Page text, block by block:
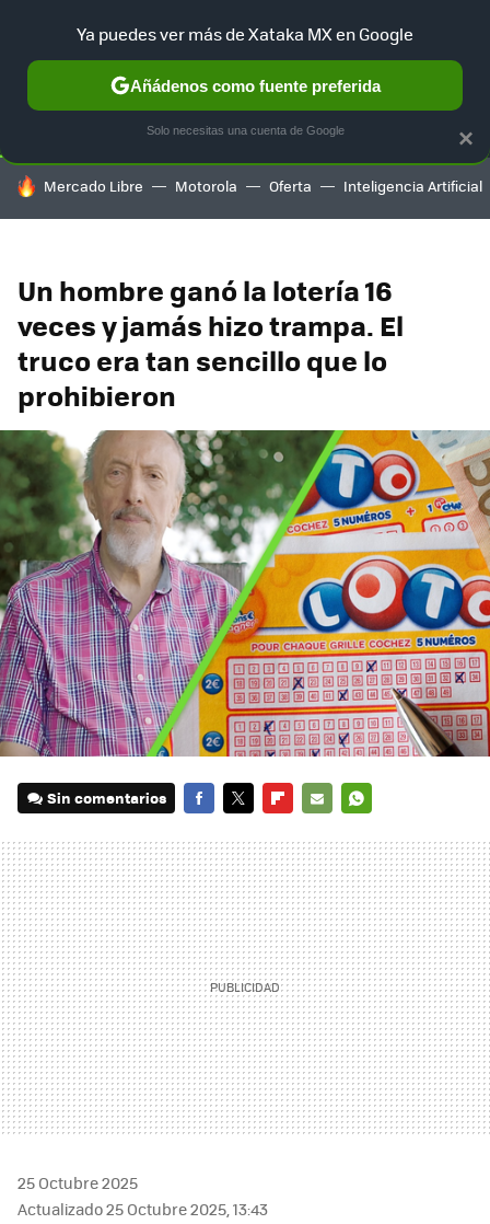
SELECCIÓN GAMING HOME AUTO TERRITORIO
HOY SE HABLA DE
Mercado Libre Motorola Oferta Inteligencia Artificial
Un hombre ganó la lotería 16
veces y jamás hizo trampa. El
truco era tan sencillo que lo
prohibieron
Sin comentarios
MAIL
25 Octubre 2025
Actualizado 25 Octubre 2025, 13:43
×
Ya puedes ver más de Xataka MX en Google
Añádenos como fuente preferida
Solo necesitas una cuenta de Google